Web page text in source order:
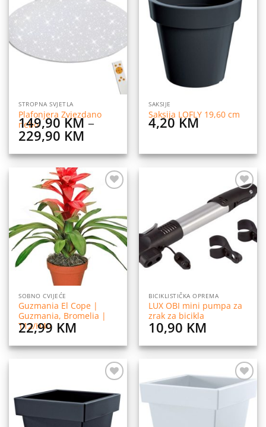
Dodaj
na
listu
želja
STROPNA SVJETLA
Plafonjera Zvjezdano
nebo
149,90KM –
229,90 KM
149,90 KM
through
229,90 KM
Dodaj
na
listu
želja
SAKSIJE
Saksija LOFLY 19,60 cm
4,20KM
listu
želja
SOBNO CVIJEĆE
Guzmania El Cope |
Guzmania, Bromelia |
T12/H40
22,99 KM
Dodaj
na
želja
BICIKLISTIČKA OPREMA
LUX OBI mini pumpa za
zrak za bicikla
10,90 KM
na
želja
Dodaj